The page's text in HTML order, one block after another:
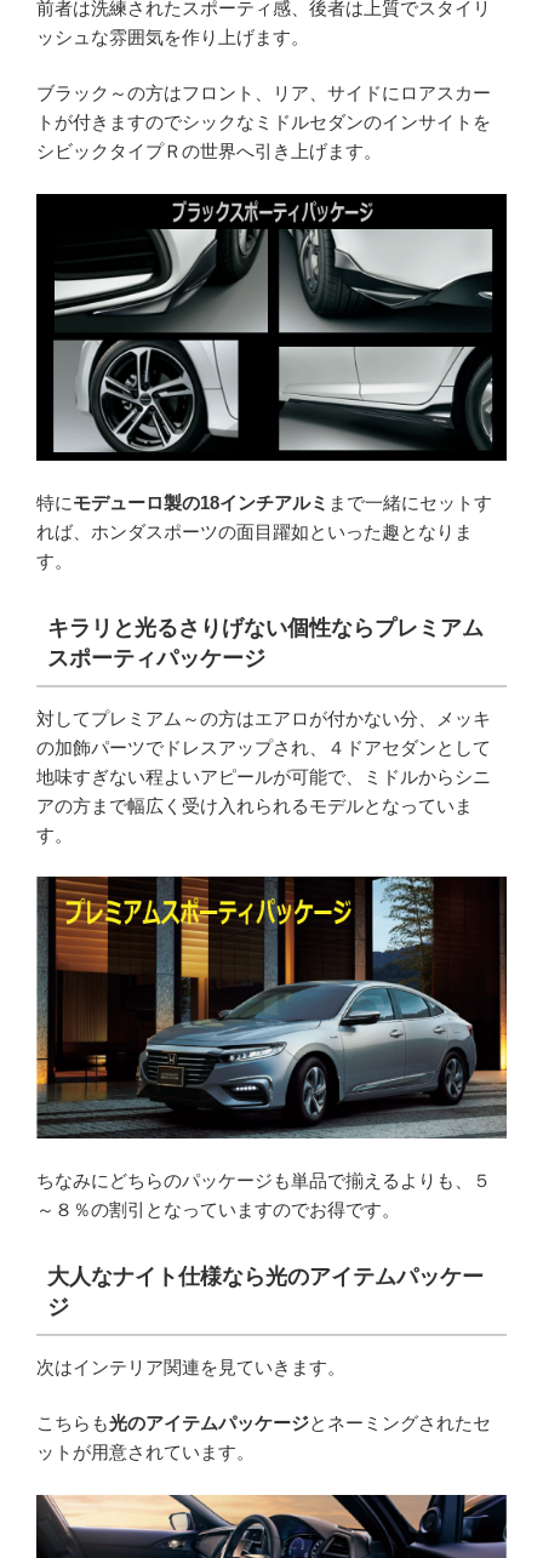
前者は洗練されたスポーティ感、後者は上質でスタイリ
ッシュな雰囲気を作り上げます。
ブラック～の方はフロント、リア、サイドにロアスカー
トが付きますのでシックなミドルセダンのインサイトを
シビックタイプＲの世界へ引き上げます。
特にモデューロ製の18インチアルミ まで一緒にセットす
れば、ホンダスポーツの面目躍如といった趣となりま
す。
キラリと光るさりげない個性ならプレミアム
スポーティパッケージ
対してプレミアム～の方はエアロが付かない分、メッキ
の加飾パーツでドレスアップされ、４ドアセダンとして
地味すぎない程よいアピールが可能で、ミドルからシニ
アの方まで幅広く受け入れられるモデルとなっていま
す。
ちなみにどちらのパッケージも単品で揃えるよりも、５
～８％の割引となっていますのでお得です。
大人なナイト仕様なら光のアイテムパッケー
ジ
次はインテリア関連を見ていきます。
こちらも光のアイテムパッケージとネーミングされたセ
ットが用意されています。